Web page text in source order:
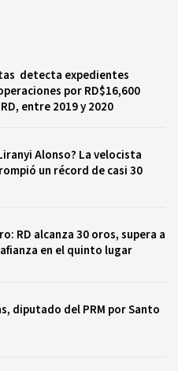
detecta expedientes
por RD$16,600
entre 2019 y 2020
Alonso? La velocista
un récord de casi 30
RD alcanza 30 oros, supera a
en el quinto lugar
diputado del PRM por Santo